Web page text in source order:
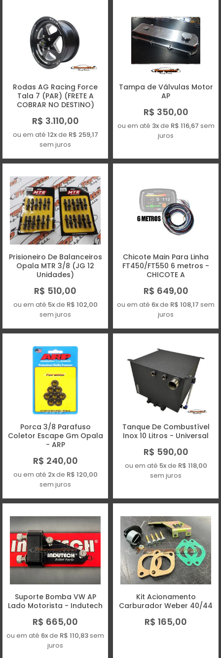
Rodas AG Racing Force
Tala 7 (PAR) (FRETE A
COBRAR NO DESTINO)
R$ 3.110,00
ou em até 12xde R$ 259,17
sem juros
Tampa de Válvulas Motor
AP
R$ 350,00
ou em até 3xde R$ 116,67 sem
juros
Prisioneiro De Balanceiros
Opala MTR 3/8 (JG 12
Unidades)
R$ 510,00
ou em até 5xde R$ 102,00
sem juros
Chicote Main Para Linha
FT450/FT550 6 metros -
CHICOTE A
R$ 649,00
ou em até 6xde R$ 108,17 sem
juros
Porca 3/8 Parafuso
Coletor Escape Gm Opala
- ARP
R$ 240,00
ou em até 2xde R$ 120,00
sem juros
Tanque De Combustível
Inox 10 Litros - Universal
R$ 590,00
ou em até 5xde R$ 118,00
sem juros
Suporte Bomba VW AP
Lado Motorista - Indutech
R$ 665,00
ou em até 6xde R$ 110,83sem
juros
Kit Acionamento
Carburador Weber 40/44
R$ 165,00